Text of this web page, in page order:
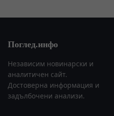
Поглед.инфо
Независим новинарски и
аналитичен сайт.
Достоверна информация и
задълбочени анализи.